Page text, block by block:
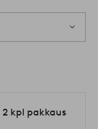
2 kpl pakkaus